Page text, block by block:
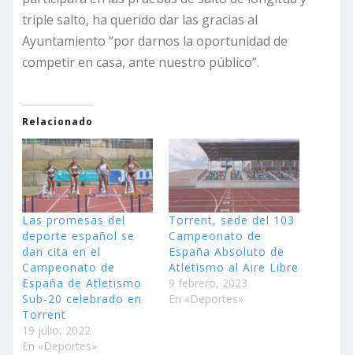
triple salto, ha querido dar las gracias al
Ayuntamiento “por darnos la oportunidad de
competir en casa, ante nuestro público”.
Relacionado
Las promesas del
deporte español se
dan cita en el
Campeonato de
España de Atletismo
Sub-20 celebrado en
Torrent
19 julio, 2022
En «Deportes»
Torrent, sede del 103
Campeonato de
España Absoluto de
Atletismo al Aire Libre
9 febrero, 2023
En «Deportes»